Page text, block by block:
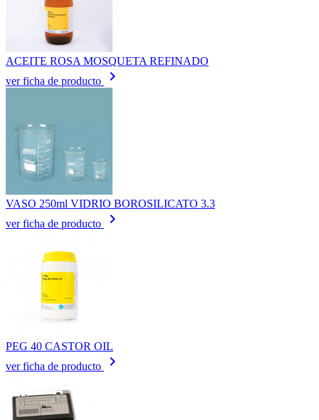
ACEITE ROSA MOSQUETA REFINADO
ver ficha de producto
keyboard_arrow_right
VASO 250ml VIDRIO BOROSILICATO 3.3
ver ficha de producto
keyboard_arrow_right
PEG 40 CASTOR OIL
ver ficha de producto
keyboard_arrow_right